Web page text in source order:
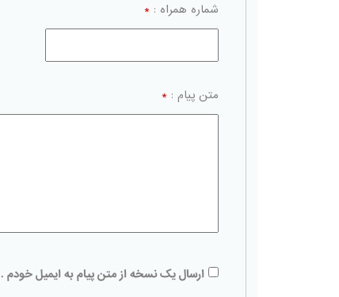
شماره همراه : *
متن پیام : *
ارسال یک نسخه از متن پیام به ایمیل خودم .